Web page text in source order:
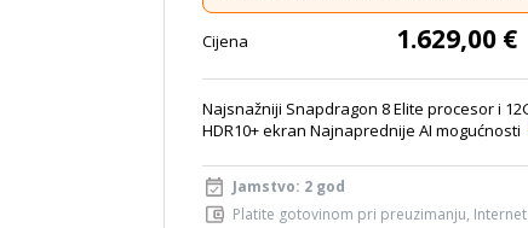
Cijena 1.629,00 €
Najsnažniji Snapdragon 8 Elite procesor i
HDR10+ ekran Najnaprednije AI mogućnosti
Jamstvo: 2 god
Platite gotovinom pri preuzimanju,